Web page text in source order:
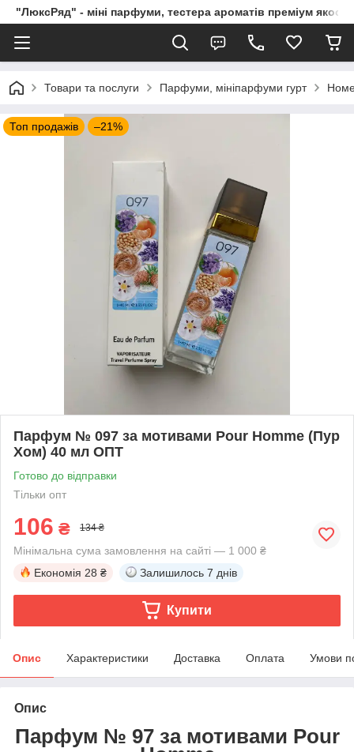
"ЛюксРяд" - міні парфуми, тестера ароматів преміум
Товари та послуги Парфуми, мініпарфуми гурт
Топ продажів –21%
Парфум № 097 за мотивами Pour Homme (Пур
Хом) 40 мл ОПТ
Готово до відправки
Тільки опт
106 ₴ 134 ₴
Мінімальна сума замовлення на сайті — 1 000 ₴
Економія 28 ₴ Залишилось 7 днів
Купити
Опис Характеристики Доставка Оплата Умови
Опис
Парфум № 97 за мотивами Pour